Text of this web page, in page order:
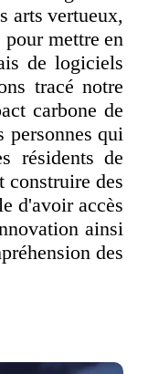
arts vertueux,
mettre en
de logiciels
tracé notre
carbone de
personnes qui
résidents de
construire des
d'avoir accès
ainsi
des